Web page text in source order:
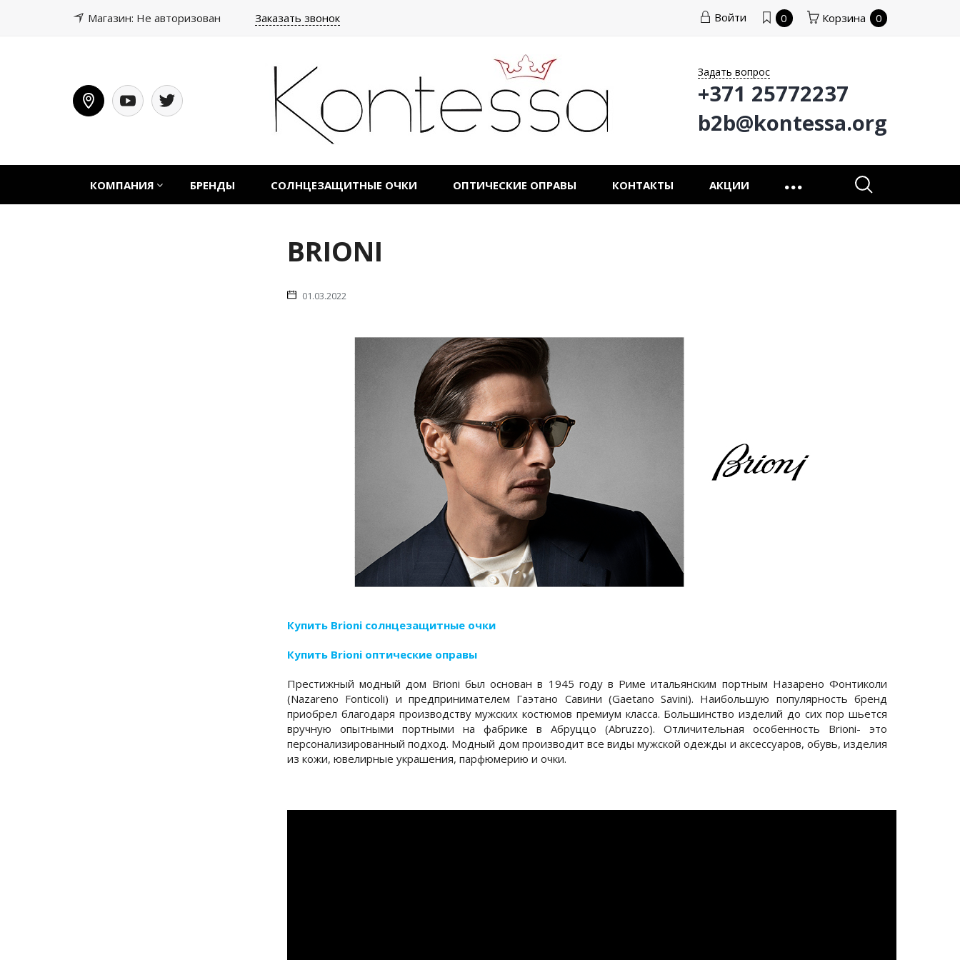
Магазин: Не авторизован Заказать звонок Войти 0 Корзина 0
Задать вопрос
+371 25772237
b2b@kontessa.org
КОМПАНИЯ БРЕНДЫ СОЛНЦЕЗАЩИТНЫЕ ОЧКИ ОПТИЧЕСКИЕ ОПРАВЫ КОНТАКТЫ АКЦИИ
BRIONI
01.03.2022
Купить Brioni солнцезащитные очки
Купить Brioni оптические оправы
Престижный модный дом Brioni был основан в 1945 году в Риме итальянским портным Назарено Фонтиколи
(Nazareno Fonticoli) и предпринимателем Гаэтано Савини (Gaetano Savini). Наибольшую популярность бренд
приобрел благодаря производству мужских костюмов премиум класса. Большинство изделий до сих пор шьется
вручную опытными портными на фабрике в Абруццо (Abruzzo). Отличительная особенность Brioni- это
персонализированный подход. Модный дом производит все виды мужской одежды и аксессуаров, обувь, изделия
из кожи, ювелирные украшения, парфюмерию и очки.